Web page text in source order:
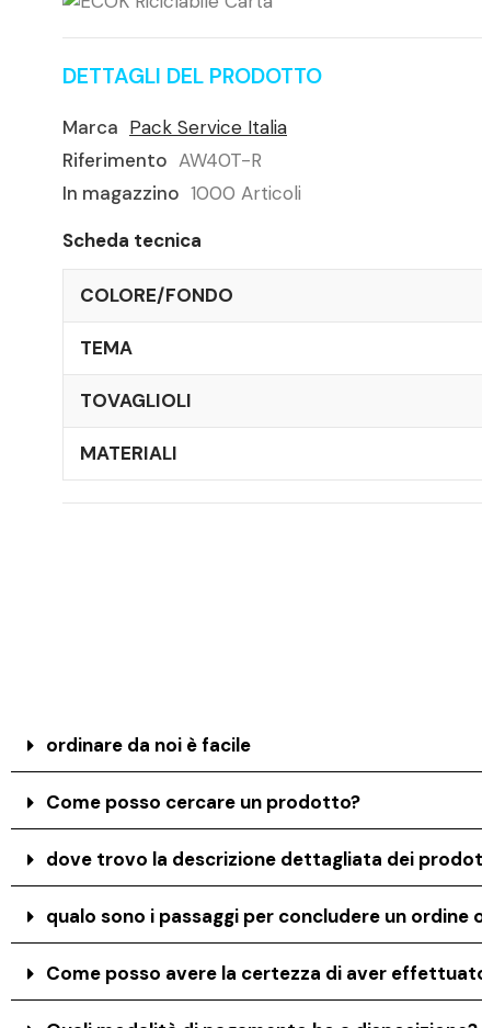
DETTAGLI DEL PRODOTTO
Marca Pack Service Italia
Riferimento AW40T-R
In magazzino 1000 Articoli
Scheda tecnica
COLORE/FONDO
TEMA
TOVAGLIOLI
MATERIALI
ordinare da noi è facile
Come posso cercare un prodotto?
dove trovo la descrizione dettagliata dei
qualo sono i passaggi per concludere un ordine
Come posso avere la certezza di aver